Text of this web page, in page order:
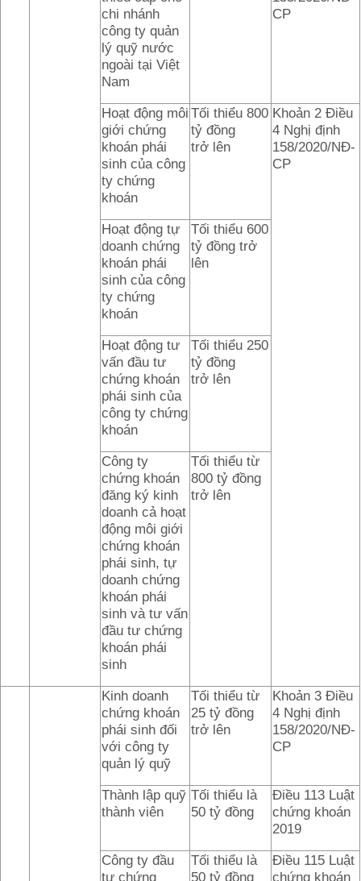
chi nhánh
công ty quản
lý quỹ nước
ngoài tại Việt
Nam
CP
Hoạt động môi
giới chứng
khoán phái
sinh của công
ty chứng
khoán
Tối thiểu 800
tỷ đồng
trở lên
Khoản 2 Điều
4 Nghị định
158/2020/NĐ-
CP
Hoạt động tự
doanh chứng
khoán phái
sinh của công
ty chứng
khoán
Tối thiểu 600
tỷ đồng trở
lên
Hoạt động tư
vấn đầu tư
chứng khoán
phái sinh của
công ty chứng
khoán
Tối thiểu 250
tỷ đồng
trở lên
Công ty
chứng khoán
đăng ký kinh
doanh cả hoạt
động môi giới
chứng khoán
phái sinh, tự
doanh chứng
khoán phái
sinh và tư vấn
đầu tư chứng
khoán phái
sinh
Tối thiểu từ
800 tỷ đồng
trở lên
Kinh doanh
chứng khoán
phái sinh đối
với công ty
quản lý quỹ
Tối thiểu từ
25 tỷ đồng
trở lên
Khoản 3 Điều
4 Nghị định
158/2020/NĐ-
CP
Thành lập quỹ
thành viên
Tối thiểu là
50 tỷ đồng
Điều 113 Luật
chứng khoán
2019
Công ty đầu
tư chứng
Tối thiểu là
50 tỷ đồng
Điều 115 Luật
chứng khoán